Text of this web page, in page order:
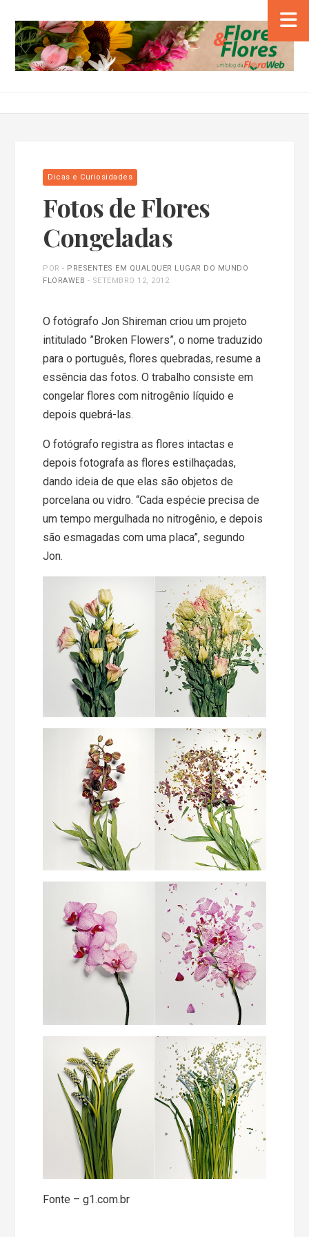
Dicas e Curiosidades
Fotos de Flores
Congeladas
POR- PRESENTES EM QUALQUER LUGAR DO MUNDO
FLORAWEB - SETEMBRO 12, 2012
O fotógrafo Jon Shireman criou um projeto
intitulado ”Broken Flowers”, o nome traduzido
para o português, flores quebradas, resume a
essência das fotos. O trabalho consiste em
congelar flores com nitrogênio líquido e
depois quebrá-las.
O fotógrafo registra as flores intactas e
depois fotografa as flores estilhaçadas,
dando ideia de que elas são objetos de
porcelana ou vidro. “Cada espécie precisa de
um tempo mergulhada no nitrogênio, e depois
são esmagadas com uma placa”, segundo
Jon.
Fonte – g1.com.br